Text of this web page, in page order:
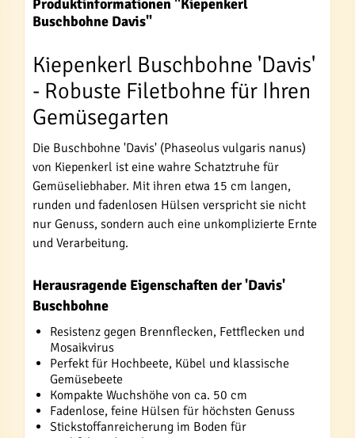
Produktinformationen "Kiepenkerl
Buschbohne Davis"
Kiepenkerl Buschbohne 'Davis'
- Robuste Filetbohne für Ihren
Gemüsegarten
Die Buschbohne 'Davis' (Phaseolus vulgaris nanus)
von Kiepenkerl ist eine wahre Schatztruhe für
Gemüseliebhaber. Mit ihren etwa 15 cm langen,
runden und fadenlosen Hülsen verspricht sie nicht
nur Genuss, sondern auch eine unkomplizierte Ernte
und Verarbeitung.
Herausragende Eigenschaften der 'Davis'
Buschbohne
Resistenz gegen Brennflecken, Fettflecken und
Mosaikvirus
Perfekt für Hochbeete, Kübel und klassische
Gemüsebeete
Kompakte Wuchshöhe von ca. 50 cm
Fadenlose, feine Hülsen für höchsten Genuss
Stickstoffanreicherung im Boden für